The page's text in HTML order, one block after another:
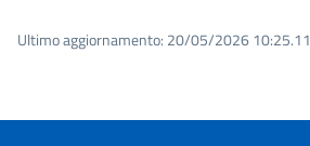
Ultimo aggiornamento: 20/05/2026 10:25.11